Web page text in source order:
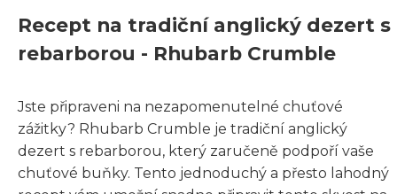
Recept na tradiční anglický dezert s
rebarborou - Rhubarb Crumble
Jste připraveni na nezapomenutelné chuťové
zážitky? Rhubarb Crumble je tradiční anglický
dezert s rebarborou, který zaručeně podpoří vaše
chuťové buňky. Tento jednoduchý a přesto lahodný